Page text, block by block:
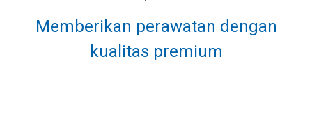
Memberikan perawatan dengan
kualitas premium